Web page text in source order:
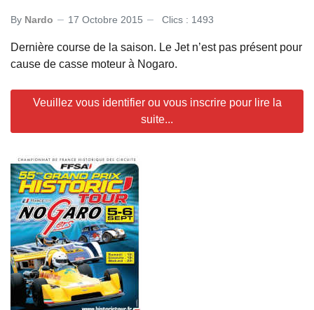
By Nardo 17 Octobre 2015 Clics : 1493
Dernière course de la saison. Le Jet n’est pas présent pour
cause de casse moteur à Nogaro.
Veuillez vous identifier ou vous inscrire pour lire la
suite...